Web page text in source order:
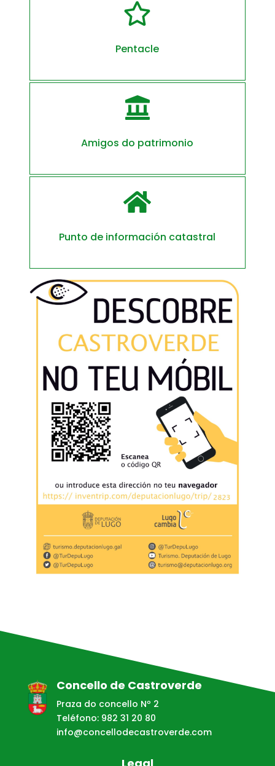

Pentacle

Amigos do patrimonio

Punto de información catastral
Concello de Castroverde
Praza do concello Nº 2
Teléfono: 982 31 20 80
info@concellodecastroverde.com